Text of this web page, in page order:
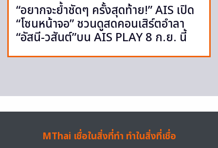
“อยากจะย้ำชัดๆ ครั้งสุดท้าย!” AIS เปิด
“โซนหน้าจอ” ชวนดูสดคอนเสิร์ตอำลา
“อัสนี-วสันต์”บน AIS PLAY 8 ก.ย. นี้
MThai เชื่อในสิ่งที่ทำ ทำในสิ่งที่เชื่อ